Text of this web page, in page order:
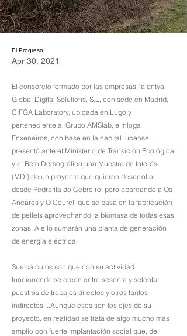
El Progreso
Apr 30, 2021
El consorcio formado por las empresas Talentya
Global Digital Solutions, S.L, con sede en Madrid,
CIFGA Laboratory, ubicada en Lugo y
perteneciente al Grupo AMSlab, e Inloga
Enxeñeiros, con base en la capital lucense,
presentó ante el Ministerio de Transición Ecológica
y el Reto Demográfico una Muestra de Interés
(MDI) de un proyecto que quieren desarrollar
desde Pedrafita do Cebreiro, pero abarcando a Os
Ancares y O Courel, que se basa en la fabricación
de pellets aprovechando la biomasa de todas esas
zonas. A ello sumarán una planta de generación
de energía eléctrica.
Sus cálculos son que con su actividad
funcionando se creen entre sesenta y setenta
puestros de trabajos directos y otros tantos
indirectos....Aunque esos son los ejes de su
proyecto, en realidad se trata de algo mucho más
amplio con fuerte implantación social que, de